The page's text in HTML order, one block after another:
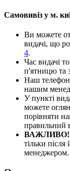
Самовивіз у м.
Ви можете
видачі, що
4.
Час видачі
п'ятницю та
Наш телефон
нашим
У пункті
можете
порівняти
правильний
ВАЖЛИВО!
тільки
менеджером.